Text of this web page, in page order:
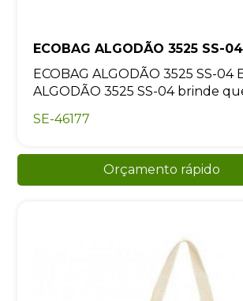
ECOBAG ALGODÃO 3525 SS-04
ECOBAG ALGODÃO 3525 SS-04
ALGODÃO 3525 SS-04 brinde
SE-46177
Orçamento rápido